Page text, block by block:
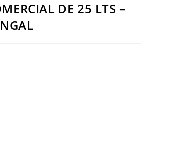
DE 25 LTS –